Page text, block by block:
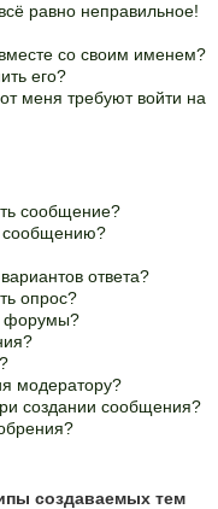
равно неправильное!
со своим именем?
его?
меня требуют войти на
сообщение?
сообщению?
ответа?
опрос?
форумы?
модератору?
создании сообщения?
создаваемых тем